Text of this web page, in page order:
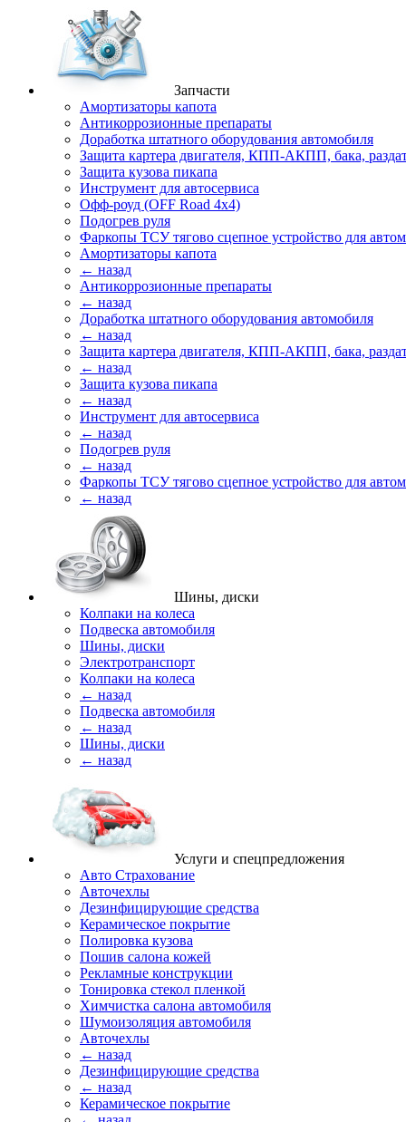
Запчасти
Амортизаторы капота
Антикоррозионные препараты
Доработка штатного оборудования автомобиля
Защита картера двигателя, КПП-АКПП, бака,
Защита кузова пикапа
Инструмент для автосервиса
Офф-роуд (OFF Road 4x4)
Подогрев руля
Фаркопы ТСУ тягово сцепное устройство для
Амортизаторы капота
← назад
Антикоррозионные препараты
← назад
Доработка штатного оборудования автомобиля
← назад
Защита картера двигателя, КПП-АКПП, бака,
← назад
Защита кузова пикапа
← назад
Инструмент для автосервиса
← назад
Подогрев руля
← назад
Фаркопы ТСУ тягово сцепное устройство для
← назад
Шины, диски
Колпаки на колеса
Подвеска автомобиля
Шины, диски
Электротранспорт
Колпаки на колеса
← назад
Подвеска автомобиля
← назад
Шины, диски
← назад
Услуги и спецпредложения
Авто Страхование
Авточехлы
Дезинфицирующие средства
Керамическое покрытие
Полировка кузова
Пошив салона кожей
Рекламные конструкции
Тонировка стекол пленкой
Химчистка салона автомобиля
Шумоизоляция автомобиля
Авточехлы
← назад
Дезинфицирующие средства
← назад
Керамическое покрытие